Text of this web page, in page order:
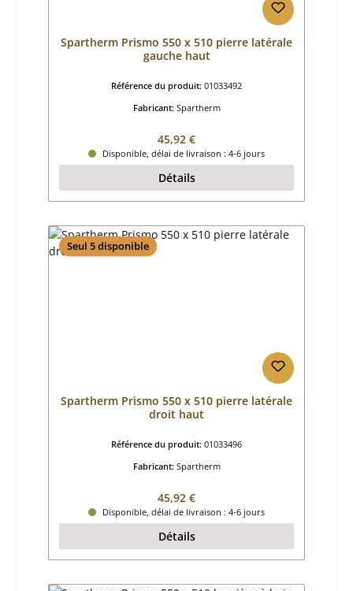
Spartherm Prismo 550 x 510 pierre latérale
gauche haut
Référence du produit: 01033492
Fabricant: Spartherm
Prix régulier :
45,92 €
Disponible, délai de livraison : 4-6 jours
Détails
Seul 5 disponible
Spartherm Prismo 550 x 510 pierre latérale
droit haut
Référence du produit: 01033496
Fabricant: Spartherm
Prix régulier :
45,92 €
Disponible, délai de livraison : 4-6 jours
Détails